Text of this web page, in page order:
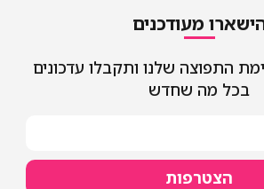
ותקבלו עדכונים